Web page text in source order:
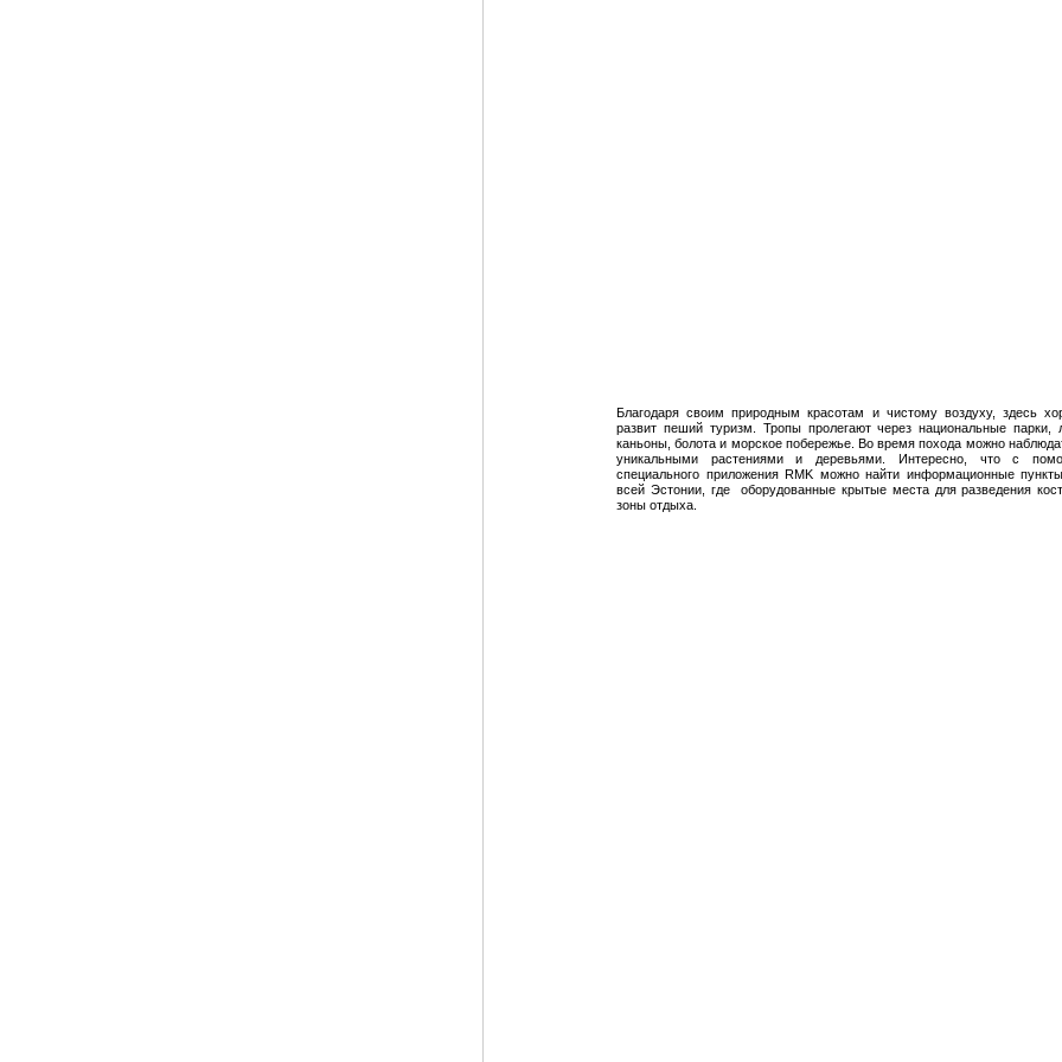
Благодаря своим природным красотам и чистому воздуху, здесь
развит пеший туризм. Тропы пролегают через национальные парки,
каньоны, болота и морское побережье. Во время похода можно
уникальными растениями и деревьями. Интересно, что с
специального приложения RMK можно найти информационные
всей Эстонии, где оборудованные крытые места для разведения
зоны отдыха.